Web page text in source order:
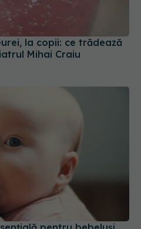
la copii: ce trădează
Mihai Craiu